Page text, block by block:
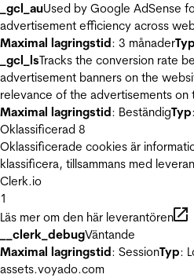
_gcl_auUsed by Google AdSense
advertisement efficiency across
Maximal lagringstid: 3 månaderTyp
_gcl_lsTracks the conversion rate
advertisement banners on the
relevance of the advertisements on
Maximal lagringstid: BeständigTyp
Oklassificerad 8
Oklassificerade cookies är
klassificera, tillsammans med
Clerk.io
1
Läs mer om den här leverantören
__clerk_debugVäntande
Maximal lagringstid: SessionTyp:
assets.voyado.com